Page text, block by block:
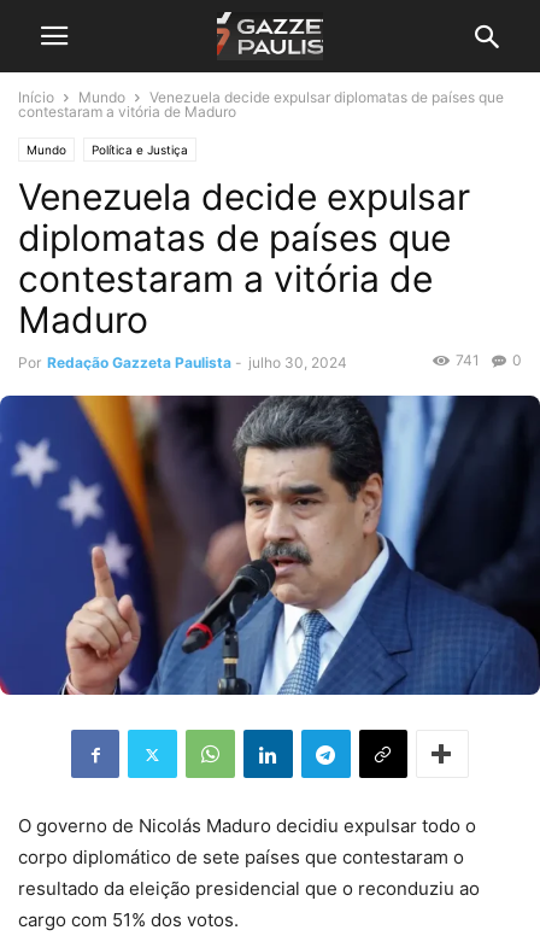
Início Mundo
Venezuela decide expulsar diplomatas de países que
contestaram a vitória de Maduro
Mundo Política e Justiça
Venezuela decide expulsar
diplomatas de países que
contestaram a vitória de
Maduro
Por Redação Gazzeta Paulista - julho 30, 2024 0
741
O governo de Nicolás Maduro decidiu expulsar todo o
corpo diplomático de sete países que contestaram o
resultado da eleição presidencial que o reconduziu ao
cargo com 51% dos votos.